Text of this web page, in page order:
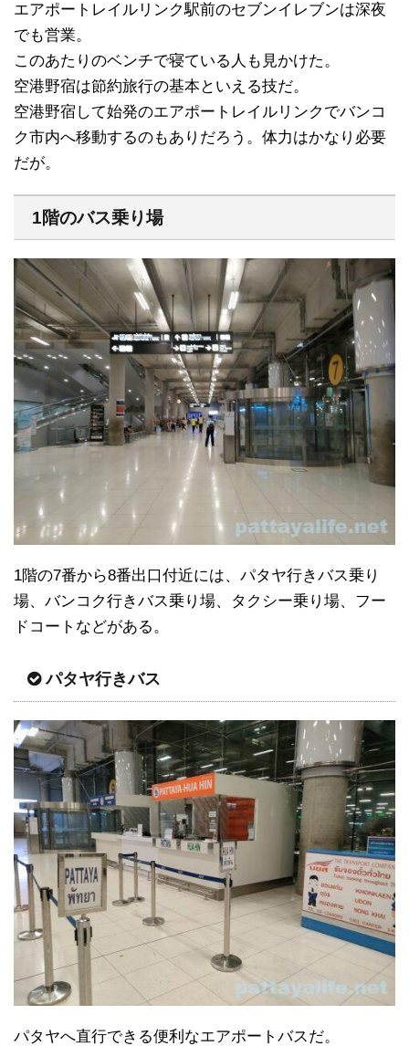
エアポートレイルリンク駅前のセブンイレブンは深夜
でも営業。
このあたりのベンチで寝ている人も見かけた。
空港野宿は節約旅行の基本といえる技だ。
空港野宿して始発のエアポートレイルリンクでバンコ
ク市内へ移動するのもありだろう。体力はかなり必要
だが。
1階のバス乗り場
1階の7番から8番出口付近には、パタヤ行きバス乗り
場、バンコク行きバス乗り場、タクシー乗り場、フー
ドコートなどがある。
パタヤ行きバス
パタヤへ直行できる便利なエアポートバスだ。